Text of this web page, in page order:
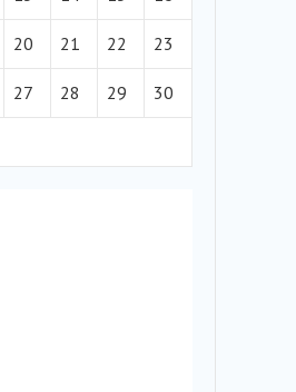
20 21 22 23
27 28 29 30